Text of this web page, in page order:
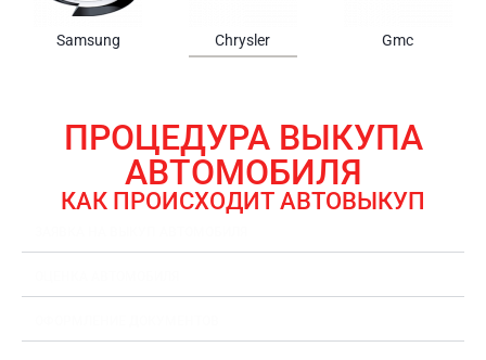
Samsung Chrysler Gmc
ПРОЦЕДУРА ВЫКУПА
АВТОМОБИЛЯ
КАК ПРОИСХОДИТ АВТОВЫКУП